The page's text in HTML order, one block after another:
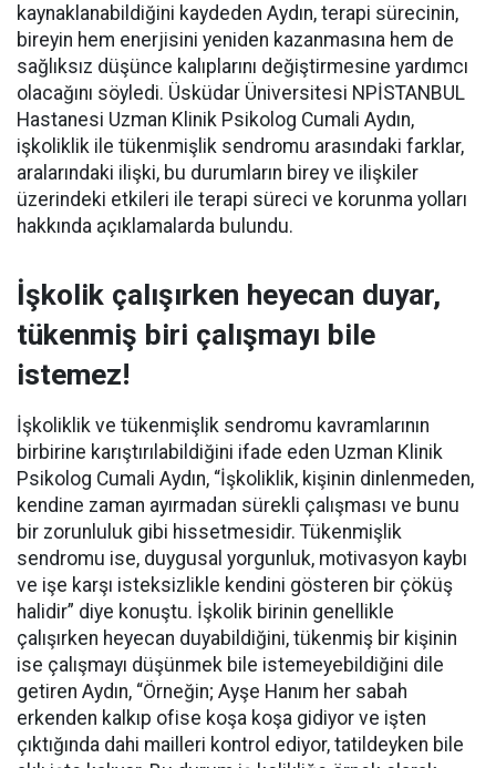
kaynaklanabildiğini kaydeden Aydın, terapi sürecinin,
bireyin hem enerjisini yeniden kazanmasına hem de
sağlıksız düşünce kalıplarını değiştirmesine yardımcı
olacağını söyledi. Üsküdar Üniversitesi NPİSTANBUL
Hastanesi Uzman Klinik Psikolog Cumali Aydın,
işkoliklik ile tükenmişlik sendromu arasındaki farklar,
aralarındaki ilişki, bu durumların birey ve ilişkiler
üzerindeki etkileri ile terapi süreci ve korunma yolları
hakkında açıklamalarda bulundu.
İşkolik çalışırken heyecan duyar,
tükenmiş biri çalışmayı bile
istemez!
İşkoliklik ve tükenmişlik sendromu kavramlarının
birbirine karıştırılabildiğini ifade eden Uzman Klinik
Psikolog Cumali Aydın, “İşkoliklik, kişinin dinlenmeden,
kendine zaman ayırmadan sürekli çalışması ve bunu
bir zorunluluk gibi hissetmesidir. Tükenmişlik
sendromu ise, duygusal yorgunluk, motivasyon kaybı
ve işe karşı isteksizlikle kendini gösteren bir çöküş
halidir” diye konuştu. İşkolik birinin genellikle
çalışırken heyecan duyabildiğini, tükenmiş bir kişinin
ise çalışmayı düşünmek bile istemeyebildiğini dile
getiren Aydın, “Örneğin; Ayşe Hanım her sabah
erkenden kalkıp ofise koşa koşa gidiyor ve işten
çıktığında dahi mailleri kontrol ediyor, tatildeyken bile